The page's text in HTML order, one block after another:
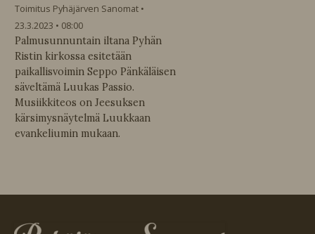
Toimitus Pyhäjärven Sanomat
23.3.2023
08:00
Palmusunnuntain iltana Pyhän
Ristin kirkossa esitetään
paikallisvoimin Seppo Pänkäläisen
säveltämä Luukas Passio.
Musiikkiteos on Jeesuksen
kärsimysnäytelmä Luukkaan
evankeliumin mukaan.